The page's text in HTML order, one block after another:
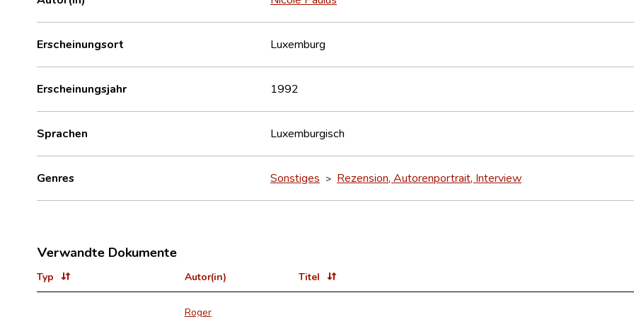
Erscheinungsort Luxemburg
Erscheinungsjahr 1992
Sprachen Luxemburgisch
Genres Sonstiges > Rezension, Autorenportrait, Interview
Verwandte Dokumente
Typ Autor(in) Titel
Roger